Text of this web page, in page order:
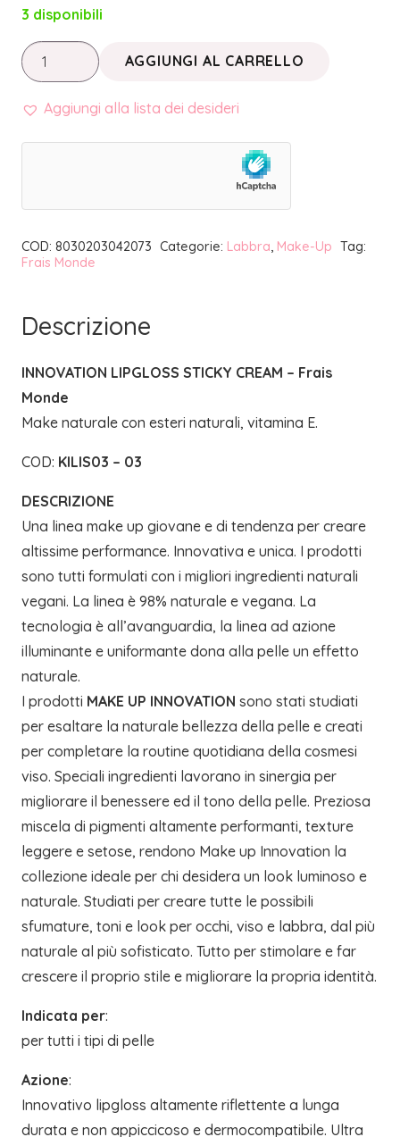
3 disponibili
MAKE
UP
INNOVATION
|
quantità
AGGIUNGI AL CARRELLO
Aggiungi alla lista dei desideri
COD: 8030203042073 Categorie: Labbra, Make-Up Tag:
Frais Monde
Descrizione
INNOVATION LIPGLOSS STICKY CREAM – Frais
Monde
Make naturale con esteri naturali, vitamina E.
COD: KILIS03 – 03
DESCRIZIONE
Una linea make up giovane e di tendenza per creare
altissime performance. Innovativa e unica. I prodotti
sono tutti formulati con i migliori ingredienti naturali
vegani. La linea è 98% naturale e vegana. La
tecnologia è all’avanguardia, la linea ad azione
illuminante e uniformante dona alla pelle un effetto
naturale.
I prodotti MAKE UP INNOVATION sono stati studiati
per esaltare la naturale bellezza della pelle e creati
per completare la routine quotidiana della cosmesi
viso. Speciali ingredienti lavorano in sinergia per
migliorare il benessere ed il tono della pelle. Preziosa
miscela di pigmenti altamente performanti, texture
leggere e setose, rendono Make up Innovation la
collezione ideale per chi desidera un look luminoso e
naturale. Studiati per creare tutte le possibili
sfumature, toni e look per occhi, viso e labbra, dal più
naturale al più sofisticato. Tutto per stimolare e far
crescere il proprio stile e migliorare la propria identità.
Indicata per:
per tutti i tipi di pelle
Azione:
Innovativo lipgloss altamente riflettente a lunga
durata e non appiccicoso e dermocompatibile. Ultra